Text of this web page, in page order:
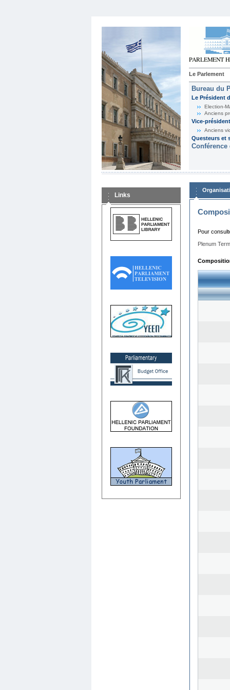
Le Parlement
Bureau du
Le Président
Election-
Anciens
Vice-
Anciens
Questeurs et
Links
Pour
Plenum